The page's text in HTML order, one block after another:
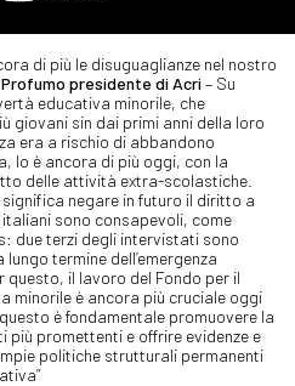
di più le disuguaglianze nel nostro
presidente di Acri– Su
educativa minorile, che
giovani sin dai primi anni della loro
era a rischio di abbandono
lo è ancora di più oggi, con la
delle attività extra-scolastiche.
significa negare in futuro il diritto a
sono consapevoli, come
due terzi degli intervistati sono
termine dell’emergenza
il lavoro del Fondo per il
minorile è ancora più cruciale oggi
è fondamentale promuovere la
più promettenti e offrire evidenze e
politiche strutturali permanenti